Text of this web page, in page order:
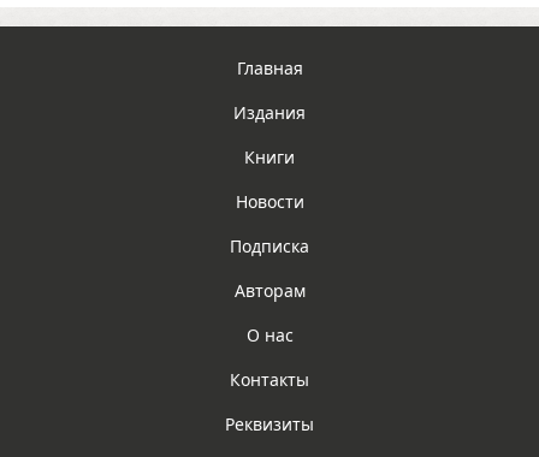
Главная
Издания
Книги
Новости
Подписка
Авторам
О нас
Контакты
Реквизиты